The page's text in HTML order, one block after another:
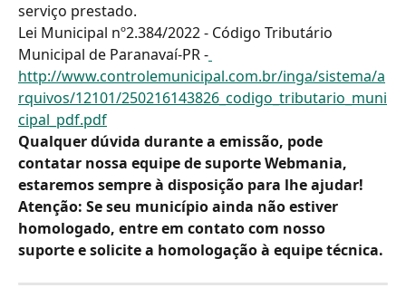
serviço prestado.
Lei Municipal nº2.384/2022 - Código Tributário
Municipal de Paranavaí-PR -
http://www.controlemunicipal.com.br/inga/sistema/a
rquivos/12101/250216143826_codigo_tributario_muni
cipal_pdf.pdf
Qualquer dúvida durante a emissão, pode
contatar nossa equipe de suporte Webmania,
estaremos sempre à disposição para lhe ajudar!
Atenção: Se seu município ainda não estiver
homologado, entre em contato com nosso
suporte e solicite a homologação à equipe técnica.